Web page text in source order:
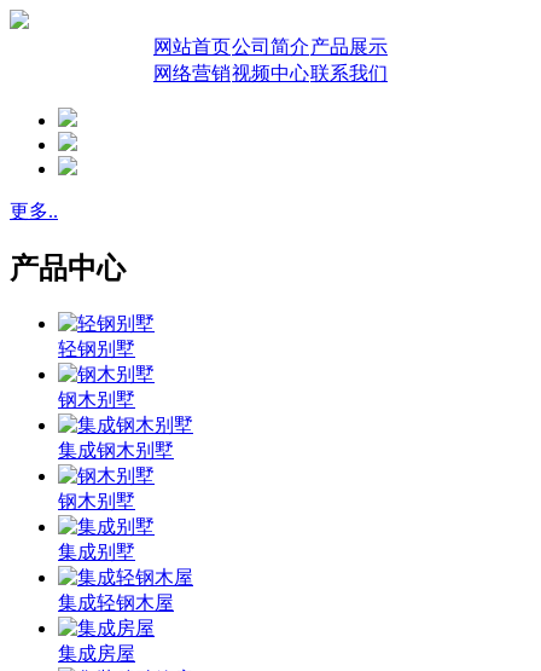
网站首页公司简介产品展示
网络营销视频中心联系我们
更多..
产品中心
轻钢别墅
钢木别墅
集成钢木别墅
钢木别墅
集成别墅
集成轻钢木屋
集成房屋